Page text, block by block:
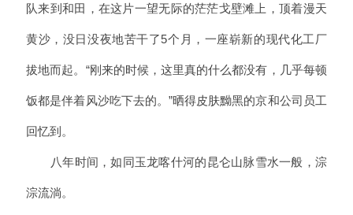
队来到和田，在这片一望无际的茫茫戈壁滩上，顶着漫天
黄沙，没日没夜地苦干了5个月，一座崭新的现代化工厂
拔地而起。“刚来的时候，这里真的什么都没有，几乎每顿
饭都是伴着风沙吃下去的。”晒得皮肤黝黑的京和公司员工
回忆到。
八年时间，如同玉龙喀什河的昆仑山脉雪水一般，淙
淙流淌。